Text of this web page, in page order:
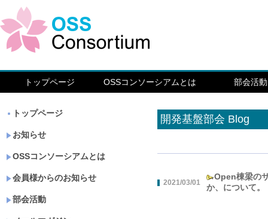
トップページ OSSコンソーシアムとは 部会活動
トップページ
お知らせ
OSSコンソーシアムとは
会員様からのお知らせ
部会活動
開発基盤部会 Blog
2021/03/01
Open棟梁の
か、について。